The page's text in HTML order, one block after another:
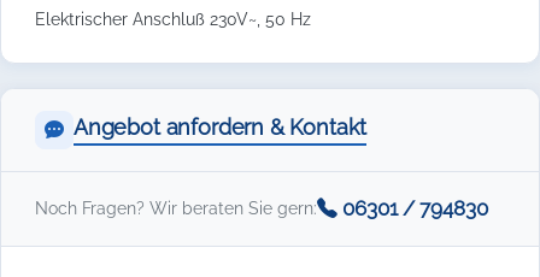
Elektrischer Anschluß 230V~, 50 Hz
Angebot anfordern & Kontakt
Noch Fragen? Wir beraten Sie gern: 06301 / 794830